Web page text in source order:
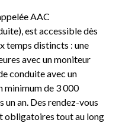
AAC
est accessible dès
temps distincts : une
avec un moniteur
conduite avec un
minimum de 3 000
un an. Des rendez-vous
obligatoires tout au long